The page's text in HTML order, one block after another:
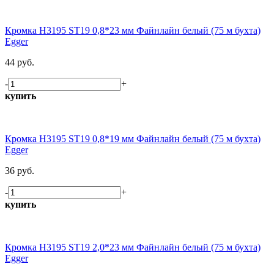
Кромка H3195 ST19 0,8*23 мм Файнлайн белый (75 м бухта)
Egger
44 руб.
-
+
купить
Кромка H3195 ST19 0,8*19 мм Файнлайн белый (75 м бухта)
Egger
36 руб.
-
+
купить
Кромка H3195 ST19 2,0*23 мм Файнлайн белый (75 м бухта)
Egger